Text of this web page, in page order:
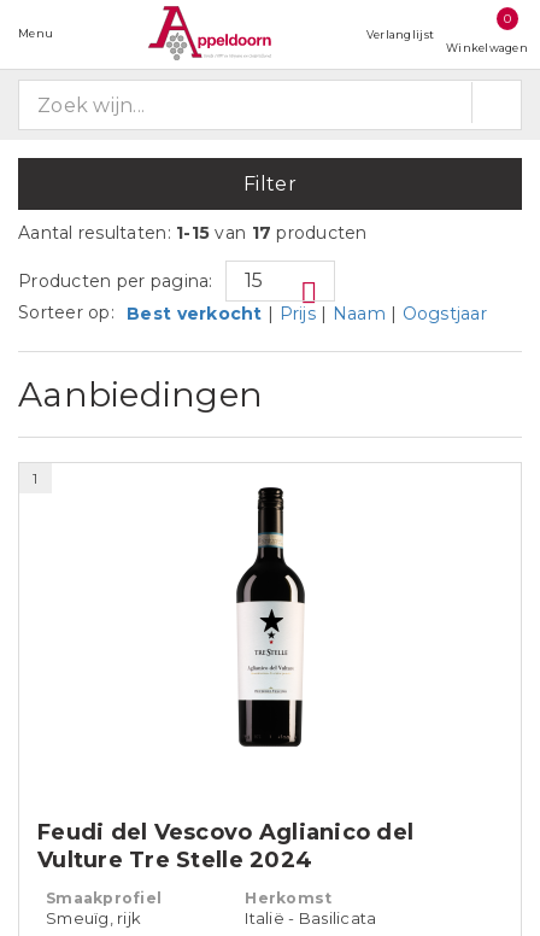
Menu Verlanglijst
0
Winkelwagen
Filter
Aantal resultaten: 1-15 van 17 producten
Producten per pagina:
Sorteer op:
Best verkocht | Prijs | Naam | Oogstjaar
Aanbiedingen
1
Feudi del Vescovo Aglianico del
Vulture Tre Stelle 2024
Smaakprofiel
Smeuïg, rijk
Herkomst
Italië - Basilicata